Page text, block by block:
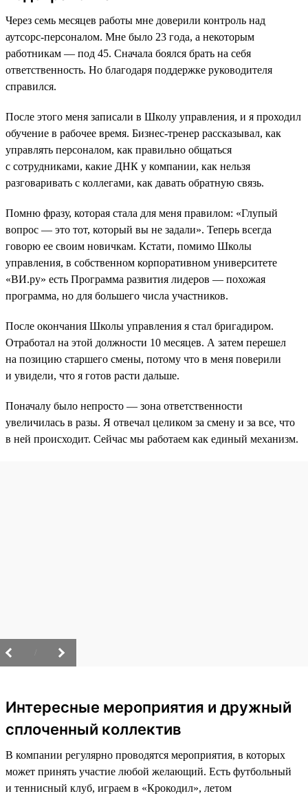
Через семь месяцев работы мне доверили контроль над
аутсорс-персоналом. Мне было 23 года, а некоторым
работникам — под 45. Сначала боялся брать на себя
ответственность. Но благодаря поддержке руководителя
справился.
После этого меня записали в Школу управления, и я проходил
обучение в рабочее время. Бизнес-тренер рассказывал, как
управлять персоналом, как правильно общаться
с сотрудниками, какие ДНК у компании, как нельзя
разговаривать с коллегами, как давать обратную связь.
Помню фразу, которая стала для меня правилом: «Глупый
вопрос — это тот, который вы не задали». Теперь всегда
говорю ее своим новичкам. Кстати, помимо Школы
управления, в собственном корпоративном университете
«ВИ.ру» есть Программа развития лидеров — похожая
программа, но для большего числа участников.
После окончания Школы управления я стал бригадиром.
Отработал на этой должности 10 месяцев. А затем перешел
на позицию старшего смены, потому что в меня поверили
и увидели, что я готов расти дальше.
Поначалу было непросто — зона ответственности
увеличилась в разы. Я отвечал целиком за смену и за все, что
в ней происходит. Сейчас мы работаем как единый механизм.
Интересные мероприятия и дружный
сплоченный коллектив
В компании регулярно проводятся мероприятия, в которых
может принять участие любой желающий. Есть футбольный
и теннисный клуб, играем в «Крокодил», летом